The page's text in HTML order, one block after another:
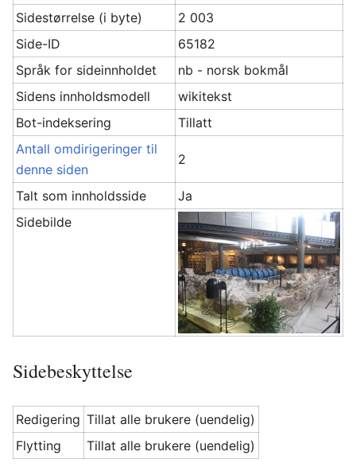
Sidestørrelse (i byte)
2 003
Side-ID
65182
Språk for sideinnholdet
nb - norsk bokmål
Sidens innholdsmodell
wikitekst
Bot-indeksering
Tillatt
Antall omdirigeringer til
denne siden
2
Talt som innholdsside
Ja
Sidebilde
Sidebeskyttelse
Redigering Tillat alle brukere (uendelig)
Flytting
Tillat alle brukere (uendelig)